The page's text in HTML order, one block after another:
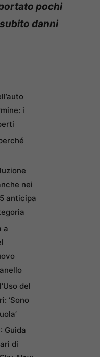
pochi
danni
i
nei
anticipa
a
del
‘Sono
Guida
di